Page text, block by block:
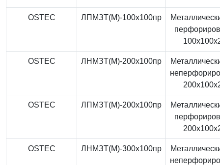
OSTEC ЛПМЗТ(М)-100x100пр
OSTEC ЛНМЗТ(М)-200x100пр
OSTEC ЛПМЗТ(М)-200x100пр
OSTEC ЛНМЗТ(М)-300x100пр